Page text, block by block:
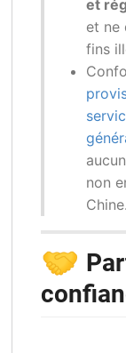
et
et ne
fins
non
Chine.
🤝